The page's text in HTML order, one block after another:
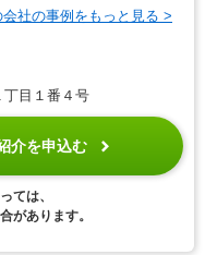
会社の事例をもっと見る >
目１番４号
介を申込む
ては、
があります。